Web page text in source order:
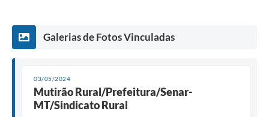
Galerias de Fotos Vinculadas
03/05/2024
Mutirão Rural/Prefeitura/Senar-
MT/Sindicato Rural